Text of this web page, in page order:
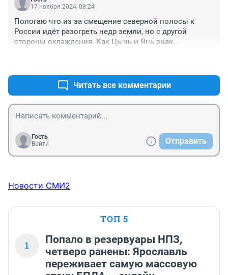
17 ноября 2024, 08:24
Пологаю что из за смещение северной полосы к
России идёт разогреть недр земли, но с другой
стороны охлаждения. Как Цынь и Янь знак..
Читать все комментарии
Гость
Войти
Отправить
Новости СМИ2
ТОП 5
1
Попало в резервуары НПЗ,
четверо ранены: Ярославль
переживает самую массовую